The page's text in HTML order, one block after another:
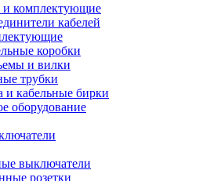
и комплектующие
кабелей
коробки
и вилки
трубки
и кабельные бирки
оборудование
выключатели
розетки